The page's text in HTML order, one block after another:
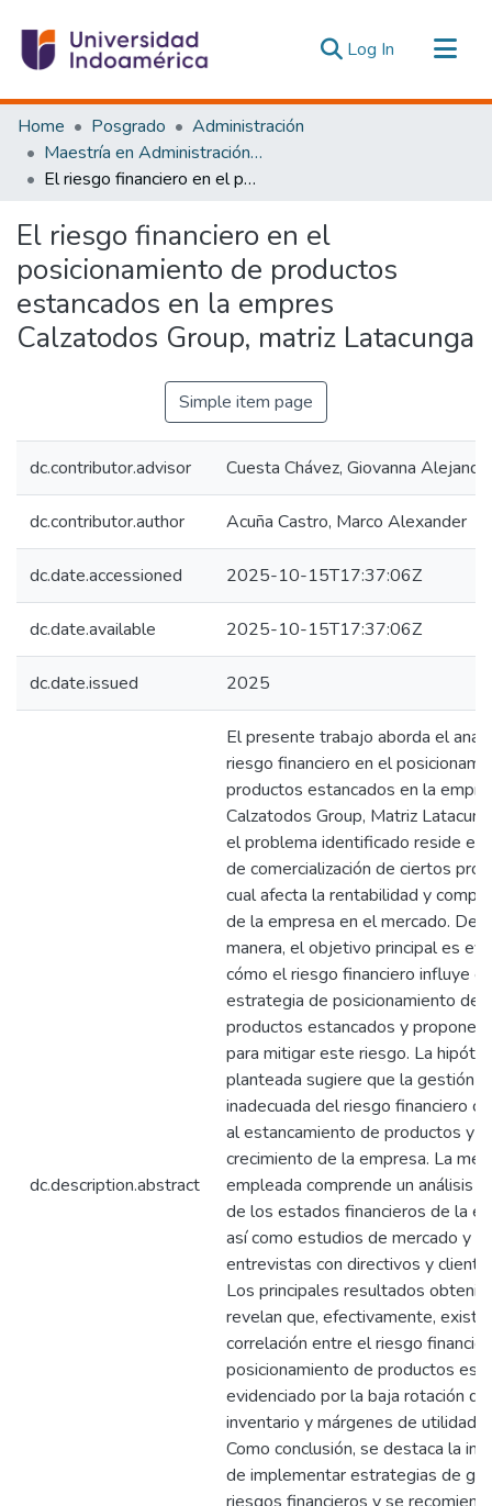
Log In (current)
Communities & Collections
All of DSpace
Statistics
Home Posgrado
Administración
Maestría en Administración de Empresas con Mención en Innovación y Dirección Estratégica
El riesgo financiero en el posicionamiento de productos estancados en la empres Calzatodos Group, matriz Latacunga
El riesgo financiero en el
posicionamiento de productos
estancados en la empres
Calzatodos Group, matriz Latacunga
Simple item page
dc.contributor.advisor Cuesta Chávez, Giovanna
dc.contributor.author Acuña Castro, Marco Alexander
dc.date.accessioned 2025-10-15T17:37:06Z
dc.date.available 2025-10-15T17:37:06Z
dc.date.issued 2025
dc.description.abstract
El presente trabajo aborda el
riesgo financiero en el
productos estancados en la
Calzatodos Group, Matriz
el problema identificado reside en
de comercialización de ciertos
cual afecta la rentabilidad y
de la empresa en el mercado. De
manera, el objetivo principal es
cómo el riesgo financiero influye
estrategia de posicionamiento de
productos estancados y proponer
para mitigar este riesgo. La
planteada sugiere que la gestión
inadecuada del riesgo financiero
al estancamiento de productos y
crecimiento de la empresa. La
empleada comprende un análisis
de los estados financieros de la
así como estudios de mercado y
entrevistas con directivos y
Los principales resultados
revelan que, efectivamente, existe
correlación entre el riesgo
posicionamiento de productos
evidenciado por la baja rotación de
inventario y márgenes de utilidad
Como conclusión, se destaca la
de implementar estrategias de